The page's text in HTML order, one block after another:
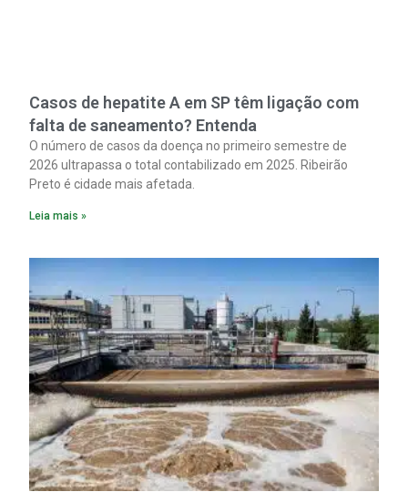
Casos de hepatite A em SP têm ligação com
falta de saneamento? Entenda
O número de casos da doença no primeiro semestre de
2026 ultrapassa o total contabilizado em 2025. Ribeirão
Preto é cidade mais afetada.
Leia mais »